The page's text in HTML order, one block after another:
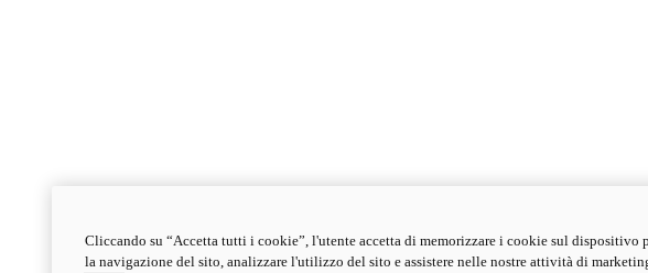
Cliccando su “Accetta tutti i cookie”, l'utente accetta di memorizzare i cookie sul dispositivo
la navigazione del sito, analizzare l'utilizzo del sito e assistere nelle nostre attività di